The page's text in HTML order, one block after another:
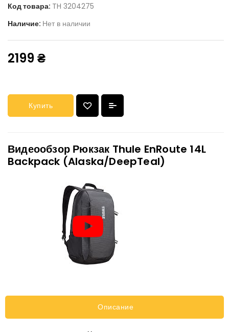
Код товара: TH 3204275
Наличие: Нет в наличии
2199 ₴
Купить
Видеообзор Рюкзак Thule EnRoute 14L
Backpack (Alaska/DeepTeal)
Описание